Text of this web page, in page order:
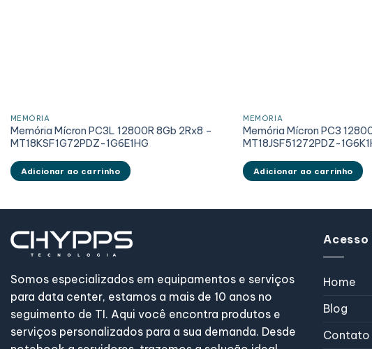
MEMÓRIA
Memória Mícron PC3L 12800R 8Gb 2Rx8 –
MT18KSF1G72PDZ-1G6E1HG
Adicionar ao carrinho
MEMÓRIA
Memória Mícron PC3
MT18JSF51272PDZ-
Adicionar ao carrinho
Somos especializados em equipamentos e serviços
para data center, estamos a mais de 10 anos no
seguimento de TI. Aqui você encontra produtos e
serviços personalizados para a sua demanda. Desde
Acesso
Home
Blog
Contato